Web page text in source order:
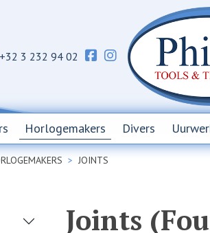
+32 3 232 94 02
Horlogemakers Divers
JOINTS
Joints